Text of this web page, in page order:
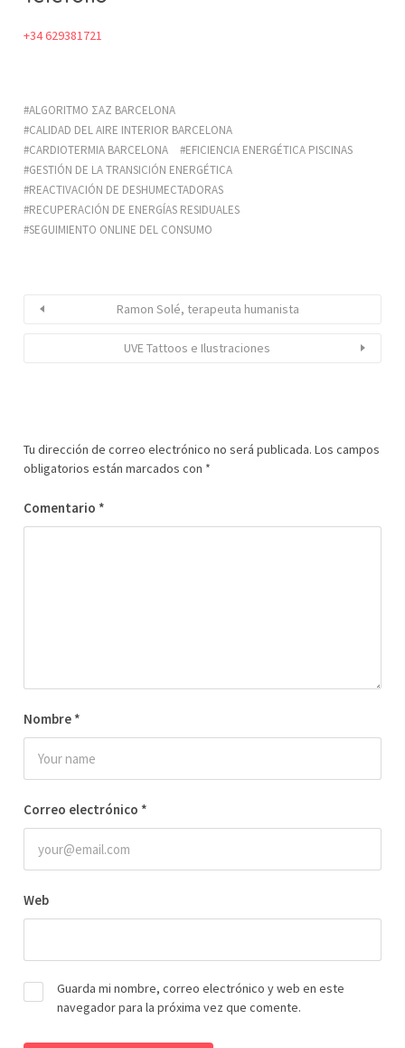
+34 629381721
ALGORITMO ΣAZ BARCELONA
CALIDAD DEL AIRE INTERIOR BARCELONA
CARDIOTERMIA BARCELONA
EFICIENCIA ENERGÉTICA PISCINAS
GESTIÓN DE LA TRANSICIÓN ENERGÉTICA
REACTIVACIÓN DE DESHUMECTADORAS
RECUPERACIÓN DE ENERGÍAS RESIDUALES
SEGUIMIENTO ONLINE DEL CONSUMO
Ramon Solé, terapeuta humanista
UVE Tattoos e Ilustraciones
Tu dirección de correo electrónico no será publicada. Los campos
obligatorios están marcados con *
Comentario *
Nombre *
Correo electrónico *
Web
Guarda mi nombre, correo electrónico y web en este
navegador para la próxima vez que comente.